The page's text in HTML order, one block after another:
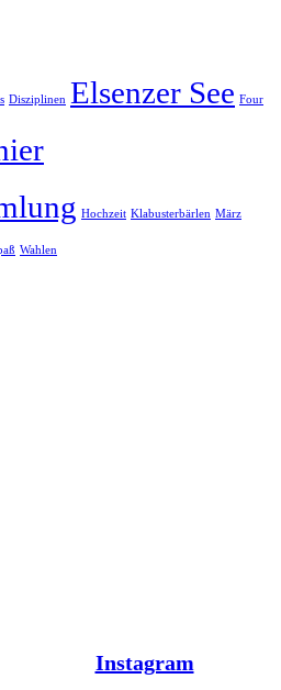
Disziplinen Elsenzer See Four
Hochzeit Klabusterbärlen März
Wahlen
Instagram